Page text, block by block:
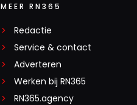
MEER RN365
Redactie
Service & contact
Adverteren
Werken bij RN365
RN365.agency